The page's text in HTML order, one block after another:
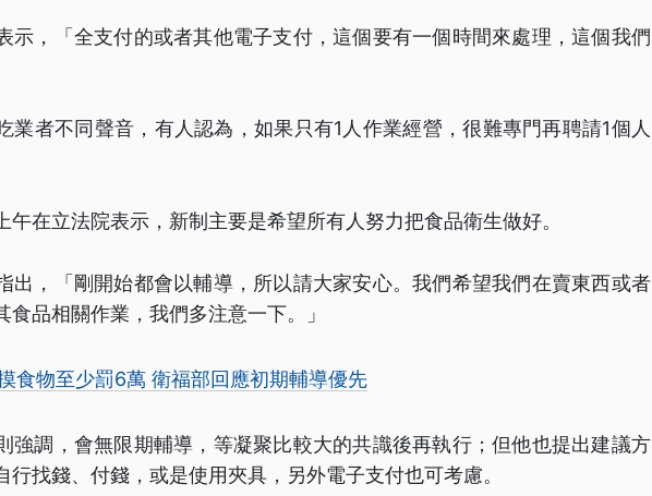
示，「全支付的或者其他電子支付，這個要有一個時間來處理，這個我們
業者不同聲音，有人認為，如果只有1人作業經營，很難專門再聘請1個人
午在立法院表示，新制主要是希望所有人努力把食品衛生做好。
出，「剛開始都會以輔導，所以請大家安心。我們希望我們在賣東西或者
食品相關作業，我們多注意一下。」
食物至少罰6萬 衛福部回應初期輔導優先
強調，會無限期輔導，等凝聚比較大的共識後再執行；但他也提出建議方
行找錢、付錢，或是使用夾具，另外電子支付也可考慮。